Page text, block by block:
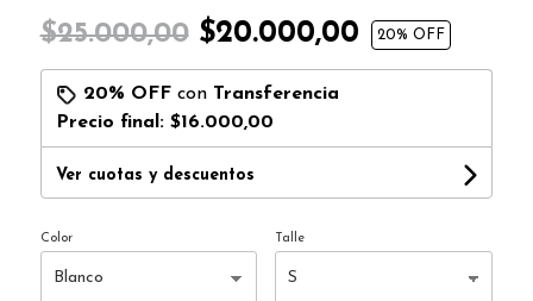
$25.000,00$20.000,00 20% OFF
20% OFFcon Transferencia
Precio final: $16.000,00
Ver cuotas y descuentos
Color Talle